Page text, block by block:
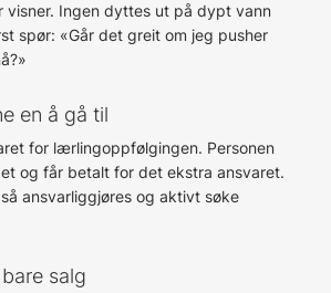
visner. Ingen dyttes ut på dypt vann
spør: «Går det greit om jeg pusher
en å gå til
for lærlingoppfølgingen. Personen
og får betalt for det ekstra ansvaret.
ansvarliggjøres og aktivt søke
salg